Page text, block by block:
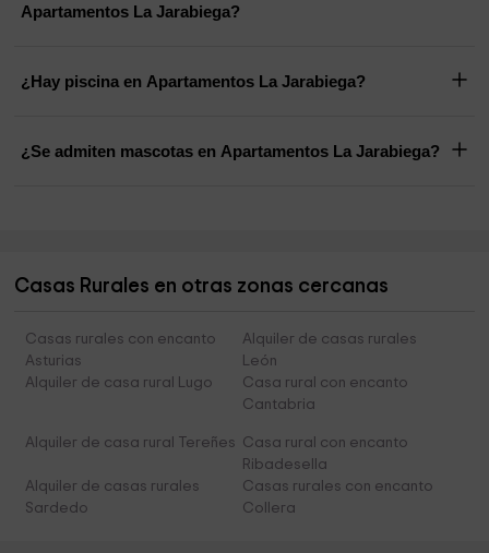
Apartamentos La Jarabiega?
¿Hay piscina en Apartamentos La Jarabiega?
¿Se admiten mascotas en Apartamentos La Jarabiega?
Casas Rurales en otras zonas cercanas
Casas rurales con encanto
Asturias
Alquiler de casas rurales
León
Alquiler de casa rural Lugo
Casa rural con encanto
Cantabria
Alquiler de casa rural Tereñes Casa rural con encanto
Ribadesella
Alquiler de casas rurales
Sardedo
Casas rurales con encanto
Collera